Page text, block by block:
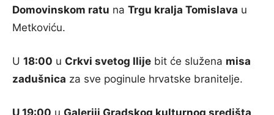
Domovinskom ratu na Trgu kralja Tomislava u
Metkoviću.
U 18:00 u Crkvi svetog Ilije bit će služena misa
zadušnica za sve poginule hrvatske branitelje.
U 19:00 u Galeriji Gradskog kulturnog središta